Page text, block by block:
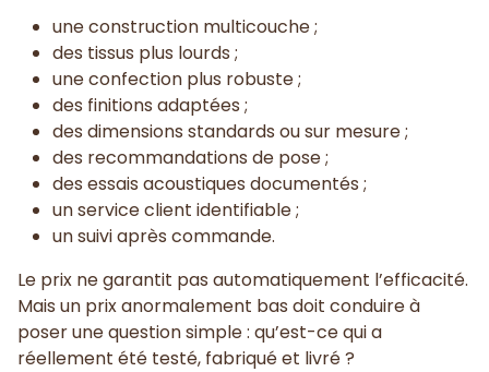
une construction multicouche ;
des tissus plus lourds ;
une confection plus robuste ;
des finitions adaptées ;
des dimensions standards ou sur mesure ;
des recommandations de pose ;
des essais acoustiques documentés ;
un service client identifiable ;
un suivi après commande.
Le prix ne garantit pas automatiquement l’efficacité.
Mais un prix anormalement bas doit conduire à
poser une question simple : qu’est-ce qui a
réellement été testé, fabriqué et livré ?